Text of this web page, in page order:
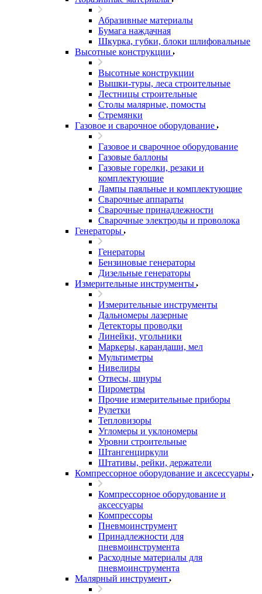
Абразивные материалы
Бумага наждачная
Шкурка, губки, блоки шлифовальные
Высотные конструкции
Высотные конструкции
Вышки-туры, леса строительные
Лестницы строительные
Столы малярные, помосты
Стремянки
Газовое и сварочное оборудование
Газовое и сварочное оборудование
Газовые баллоны
Газовые горелки, резаки и
комплектующие
Лампы паяльные и комплектующие
Сварочные аппараты
Сварочные принадлежности
Сварочные электроды и проволока
Генераторы
Генераторы
Бензиновые генераторы
Дизельные генераторы
Измерительные инструменты
Измерительные инструменты
Дальномеры лазерные
Детекторы проводки
Линейки, угольники
Маркеры, карандаши, мел
Мультиметры
Нивелиры
Отвесы, шнуры
Пирометры
Прочие измерительные приборы
Рулетки
Тепловизоры
Угломеры и уклономеры
Уровни строительные
Штангенциркули
Штативы, рейки, держатели
Компрессорное оборудование и аксессуары
Компрессорное оборудование и
аксессуары
Компрессоры
Пневмоинструмент
Принадлежности для
пневмоинструмента
Расходные материалы для
пневмоинструмента
Малярный инструмент